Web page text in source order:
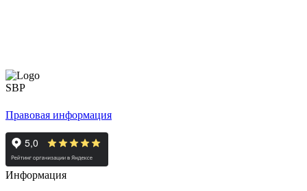
Правовая информация
Информация